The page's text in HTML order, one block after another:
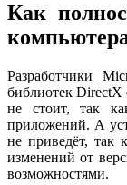
Как
Разработчики
библиотек DirectX
не стоит, так
приложений. А
не приведёт, так
изменений от
возможностями.